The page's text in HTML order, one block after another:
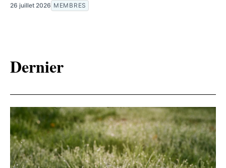
26 juillet 2026 MEMBRES
Dernier